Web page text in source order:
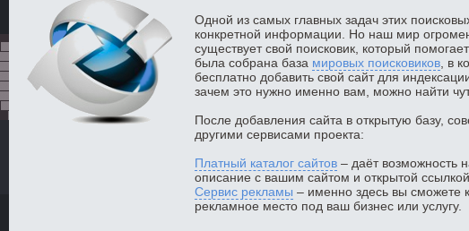
Одной из самых главных задач этих
конкретной информации. Но наш мир
существует свой поисковик, который
была собрана база мировых поисковиков , в
бесплатно добавить свой сайт для
зачем это нужно именно вам, можно найти
После добавления сайта в открытую базу,
другими сервисами проекта:
Платный каталог сайтов – даёт возможность
описание с вашим сайтом и открытой
Сервис рекламы – именно здесь вы сможете
рекламное место под ваш бизнес или услугу.